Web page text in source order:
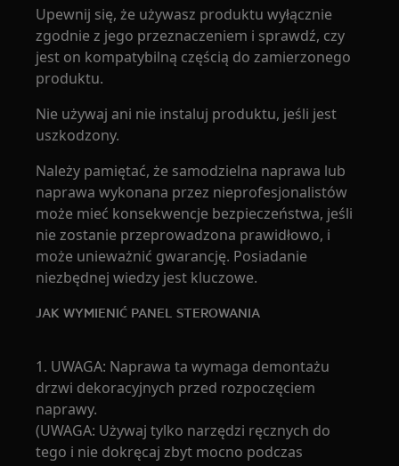
Upewnij się, że używasz produktu wyłącznie
zgodnie z jego przeznaczeniem i sprawdź, czy
jest on kompatybilną częścią do zamierzonego
produktu.
Nie używaj ani nie instaluj produktu, jeśli jest
uszkodzony.
Należy pamiętać, że samodzielna naprawa lub
naprawa wykonana przez nieprofesjonalistów
może mieć konsekwencje bezpieczeństwa, jeśli
nie zostanie przeprowadzona prawidłowo, i
może unieważnić gwarancję. Posiadanie
niezbędnej wiedzy jest kluczowe.
JAK WYMIENIĆ PANEL STEROWANIA
1. UWAGA: Naprawa ta wymaga demontażu
drzwi dekoracyjnych przed rozpoczęciem
naprawy.
(UWAGA: Używaj tylko narzędzi ręcznych do
tego i nie dokręcaj zbyt mocno podczas